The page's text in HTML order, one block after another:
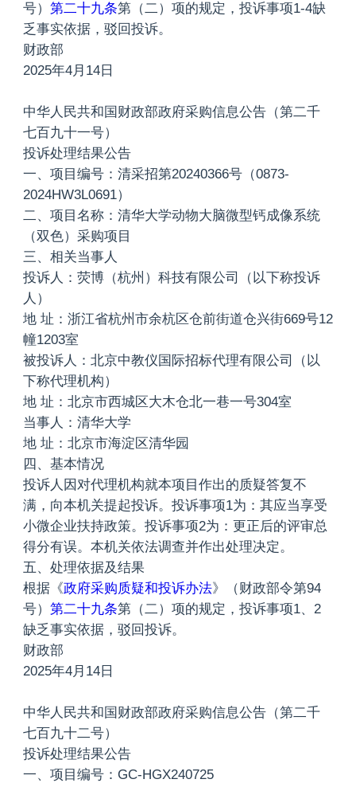
号） 第二十九条第（二）项的规定，投诉事项1-4缺
乏事实依据，驳回投诉。
财政部
2025年4月14日
中华人民共和国财政部政府采购信息公告（第二千
七百九十一号）
投诉处理结果公告
一、项目编号：清采招第20240366号（0873-
2024HW3L0691）
二、项目名称：清华大学动物大脑微型钙成像系统
（双色）采购项目
三、相关当事人
投诉人：荧博（杭州）科技有限公司（以下称投诉
人）
地 址：浙江省杭州市余杭区仓前街道仓兴街669号12
幢1203室
被投诉人：北京中教仪国际招标代理有限公司（以
下称代理机构）
地 址：北京市西城区大木仓北一巷一号304室
当事人：清华大学
地 址：北京市海淀区清华园
四、基本情况
投诉人因对代理机构就本项目作出的质疑答复不
满，向本机关提起投诉。投诉事项1为：其应当享受
小微企业扶持政策。投诉事项2为：更正后的评审总
得分有误。本机关依法调查并作出处理决定。
五、处理依据及结果
根据《政府采购质疑和投诉办法》（财政部令第94
号） 第二十九条第（二）项的规定，投诉事项1、2
缺乏事实依据，驳回投诉。
财政部
2025年4月14日
中华人民共和国财政部政府采购信息公告（第二千
七百九十二号）
投诉处理结果公告
一、项目编号：GC-HGX240725